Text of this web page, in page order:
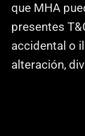
que MHA
presentes
accidental o
alteración,